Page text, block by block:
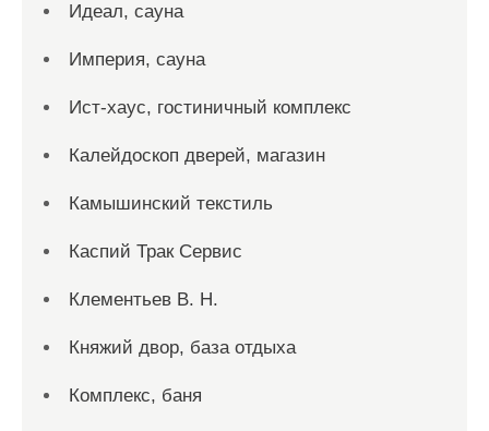
Идеал, сауна
Империя, сауна
Ист-хаус, гостиничный комплекс
Калейдоскоп дверей, магазин
Камышинский текстиль
Каспий Трак Сервис
Клементьев В. Н.
Княжий двор, база отдыха
Комплекс, баня